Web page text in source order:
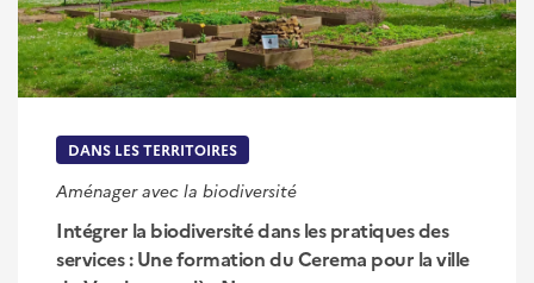
DANS LES TERRITOIRES
Aménager avec la biodiversité
Intégrer la biodiversité dans les pratiques des
services : Une formation du Cerema pour la ville